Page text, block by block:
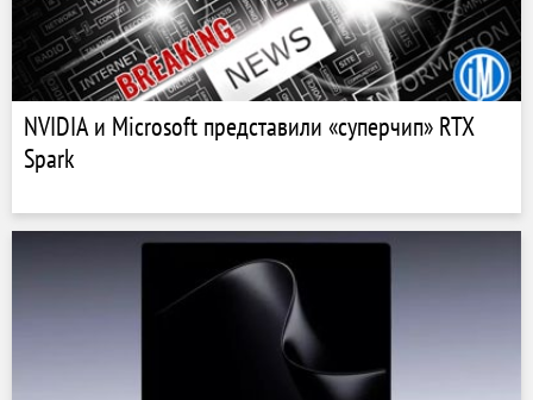
NVIDIA и Microsoft представили «суперчип» RTX
Spark